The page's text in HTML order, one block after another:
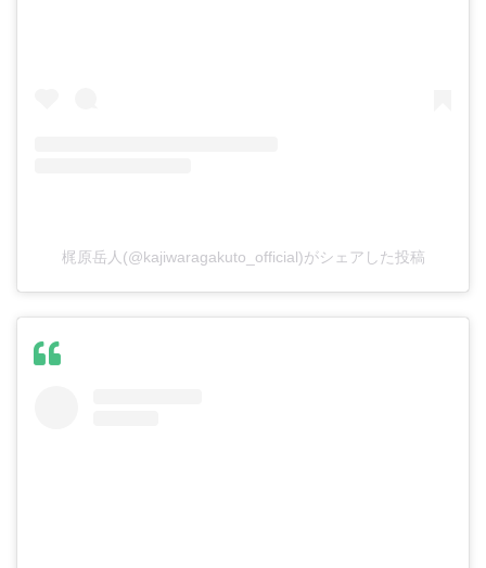
梶原岳人(@kajiwaragakuto_official)がシェアした投稿